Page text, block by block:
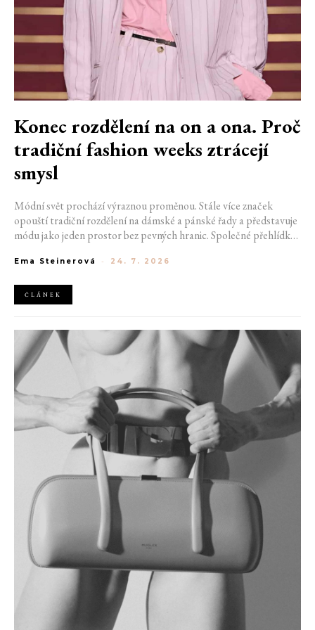
Konec rozdělení na on a ona. Proč
tradiční fashion weeks ztrácejí
smysl
Módní svět prochází výraznou proměnou. Stále více značek
opouští tradiční rozdělení na dámské a pánské řady a představuje
módu jako jeden prostor bez pevných hranic. Společné přehlídky,
klasické týdny módy mohou brzy vypadat úplně jinak.
Ema Steinerová - 24. 7. 2026
ČLÁNEK